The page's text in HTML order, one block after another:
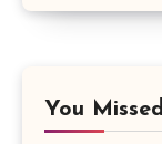
You Missed